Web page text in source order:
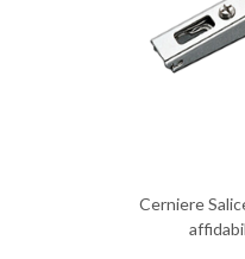
Cerniere